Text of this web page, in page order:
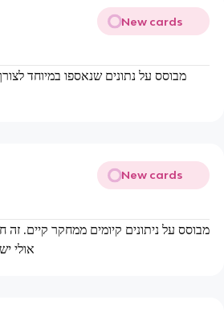
New cards
מבוסס על נתונים שנאספו במיוחד
New cards
מבוסס על ניתונים קיומים ממחקר קיים. זה
אולי